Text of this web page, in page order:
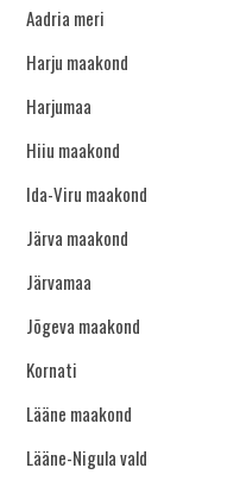
Aadria meri
Harju maakond
Harjumaa
Hiiu maakond
Ida-Viru maakond
Järva maakond
Järvamaa
Jõgeva maakond
Kornati
Lääne maakond
Lääne-Nigula vald